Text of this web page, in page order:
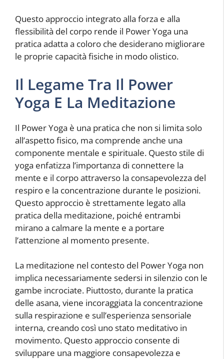
Questo approccio integrato alla forza e alla
flessibilità del corpo rende il Power Yoga una
pratica adatta a coloro che desiderano migliorare
le proprie capacità fisiche in modo olistico.
Il Legame Tra Il Power
Yoga E La Meditazione
Il Power Yoga è una pratica che non si limita solo
all’aspetto fisico, ma comprende anche una
componente mentale e spirituale. Questo stile di
yoga enfatizza l’importanza di connettere la
mente e il corpo attraverso la consapevolezza del
respiro e la concentrazione durante le posizioni.
Questo approccio è strettamente legato alla
pratica della meditazione, poiché entrambi
mirano a calmare la mente e a portare
l’attenzione al momento presente.
La meditazione nel contesto del Power Yoga non
implica necessariamente sedersi in silenzio con le
gambe incrociate. Piuttosto, durante la pratica
delle asana, viene incoraggiata la concentrazione
sulla respirazione e sull’esperienza sensoriale
interna, creando così uno stato meditativo in
movimento. Questo approccio consente di
sviluppare una maggiore consapevolezza e